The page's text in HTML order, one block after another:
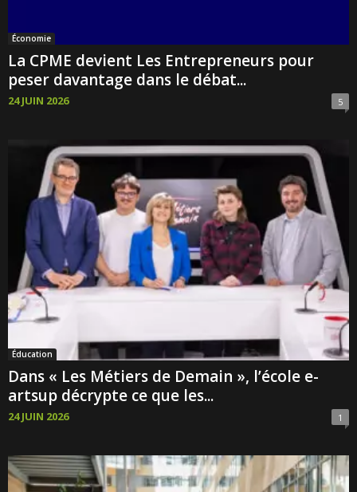
Économie
La CPME devient Les Entrepreneurs pour
peser davantage dans le débat...
24 JUIN 2026 5
Éducation
Dans « Les Métiers de Demain », l’école e-
artsup décrypte ce que les...
24 JUIN 2026 1